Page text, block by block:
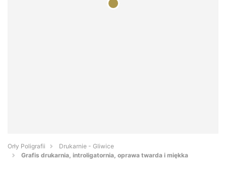
Orły Poligrafii
Drukarnie - Gliwice
Grafis drukarnia, introligatornia, oprawa twarda i miękka